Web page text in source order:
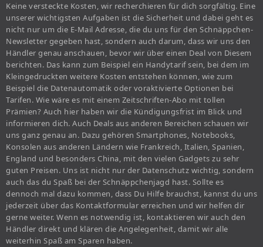
Keine versteckte Kosten, wir recherchieren für dich sorgfältig. Eine
unserer wichtigsten Aufgaben ist die Sicherheit und dabei geht es
nicht nur um die E-Mail Adresse, die du uns für den Schnäppchen-
Newsletter gegeben hast, sondern auch darum, dass wir uns den
Händler genau anschauen, bevor wir über einen Deal von Diesem
berichten. Das kann zum Beispiel ein Handytarif sein, bei dem im
Kleingedruckten weitere Kosten entstehen können, wie zum
Beispiel die Datenautomatik oder voraktivierte Optionen bei
Tarifen. Wie wäre es mit einem Zeitschriften-Abo mit tollen
Prämien? Auch hier haben wir die Kündigungsfrist im Blick und
informieren dich. Auch Deals aus anderen Bereichen schauen wir
uns ganz genau an. Dazu gehören Smartphones, Notebooks,
Konsolen aus anderen Ländern wie Frankreich, Italien, Spanien,
England und besonders China, mit den vielen Gadgets zu sehr
guten Preisen. Uns ist nicht nur der Datenschutz wichtig, sondern
auch das du Spaß bei der Schnäppchenjagd hast. Sollte es
dennoch mal dazu kommen, dass Du Hilfe brauchst, kannst du uns
jederzeit über das Kontaktformular erreichen und wir helfen dir
gerne weiter. Wenn es notwendig ist, kontaktieren wir auch den
Händler direkt und klären die Angelegenheit, damit wir alle
weiterhin Spaß am Sparen haben.